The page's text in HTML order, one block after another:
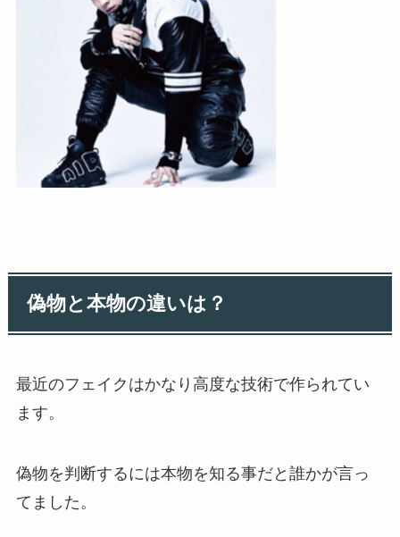
偽物と本物の違いは？
最近のフェイクはかなり高度な技術で作られてい
ます。
偽物を判断するには本物を知る事だと誰かが言っ
てました。